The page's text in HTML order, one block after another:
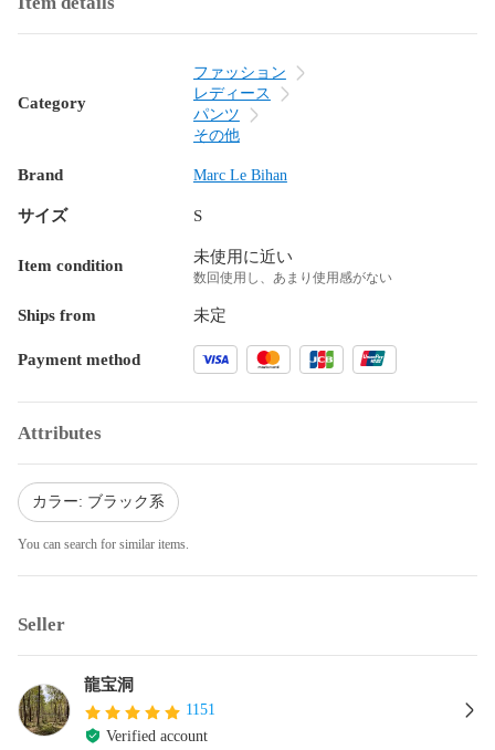
Category
ファッション
レディース
パンツ
その他
Brand Marc Le Bihan
サイズ S
Item condition 未使用に近い
数回使用し、あまり使用感がない
Ships from 未定
Payment method
Attributes
カラー: ブラック系
You can search for similar items.
Seller
龍宝洞
1151
Verified account